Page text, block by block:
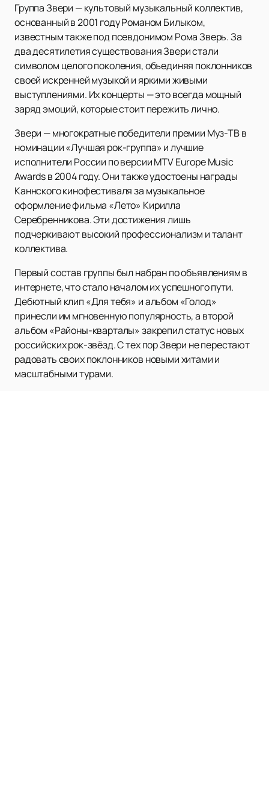
Группа Звери — культовый музыкальный коллектив,
основанный в 2001 году Романом Билыком,
известным также под псевдонимом Рома Зверь. За
два десятилетия существования Звери стали
символом целого поколения, объединяя поклонников
своей искренней музыкой и яркими живыми
выступлениями. Их концерты — это всегда мощный
заряд эмоций, которые стоит пережить лично.
Звери — многократные победители премии Муз-ТВ в
номинации «Лучшая рок-группа» и лучшие
исполнители России по версии MTV Europe Music
Awards в 2004 году. Они также удостоены награды
Каннского кинофестиваля за музыкальное
оформление фильма «Лето» Кирилла
Серебренникова. Эти достижения лишь
подчеркивают высокий профессионализм и талант
коллектива.
Первый состав группы был набран по объявлениям в
интернете, что стало началом их успешного пути.
Дебютный клип «Для тебя» и альбом «Голод»
принесли им мгновенную популярность, а второй
альбом «Районы-кварталы» закрепил статус новых
российских рок-звёзд. С тех пор Звери не перестают
радовать своих поклонников новыми хитами и
масштабными турами.